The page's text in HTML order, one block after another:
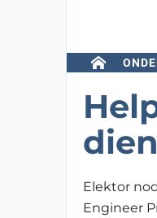
Elektor
Engineer